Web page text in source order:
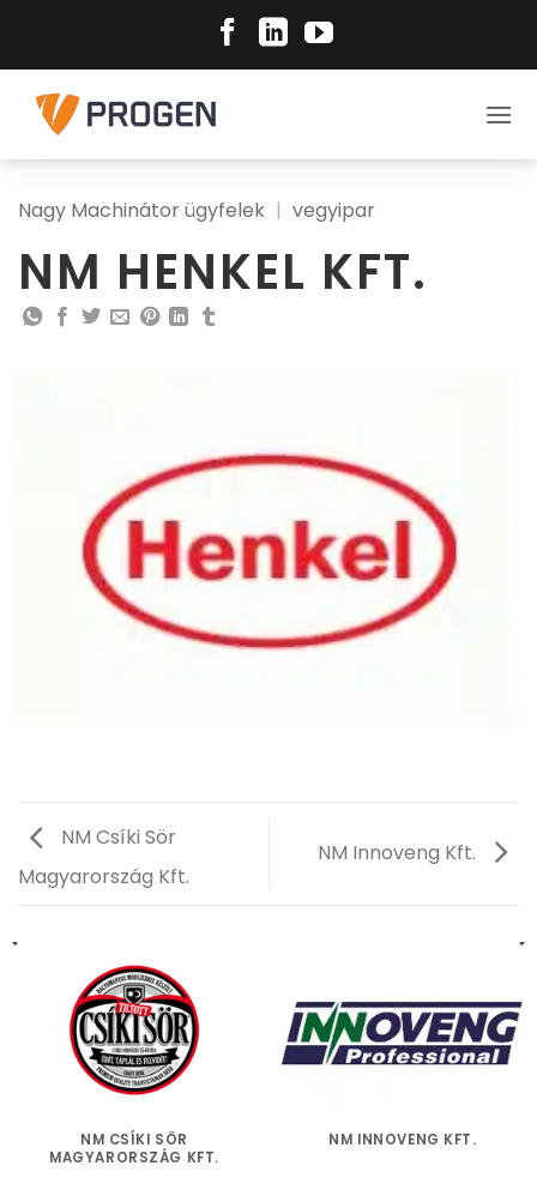
content
Nagy Machinátor ügyfelek | vegyipar
NM HENKEL KFT.
NM Csíki Sör
Magyarország Kft.
NM Innoveng Kft.
NM CSÍKI SÖR
MAGYARORSZÁG KFT.
NM INNOVENG KFT.